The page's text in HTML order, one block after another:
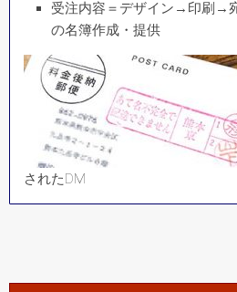
受注内容＝デザイン→印刷→
の名簿作成・提供
されたDM